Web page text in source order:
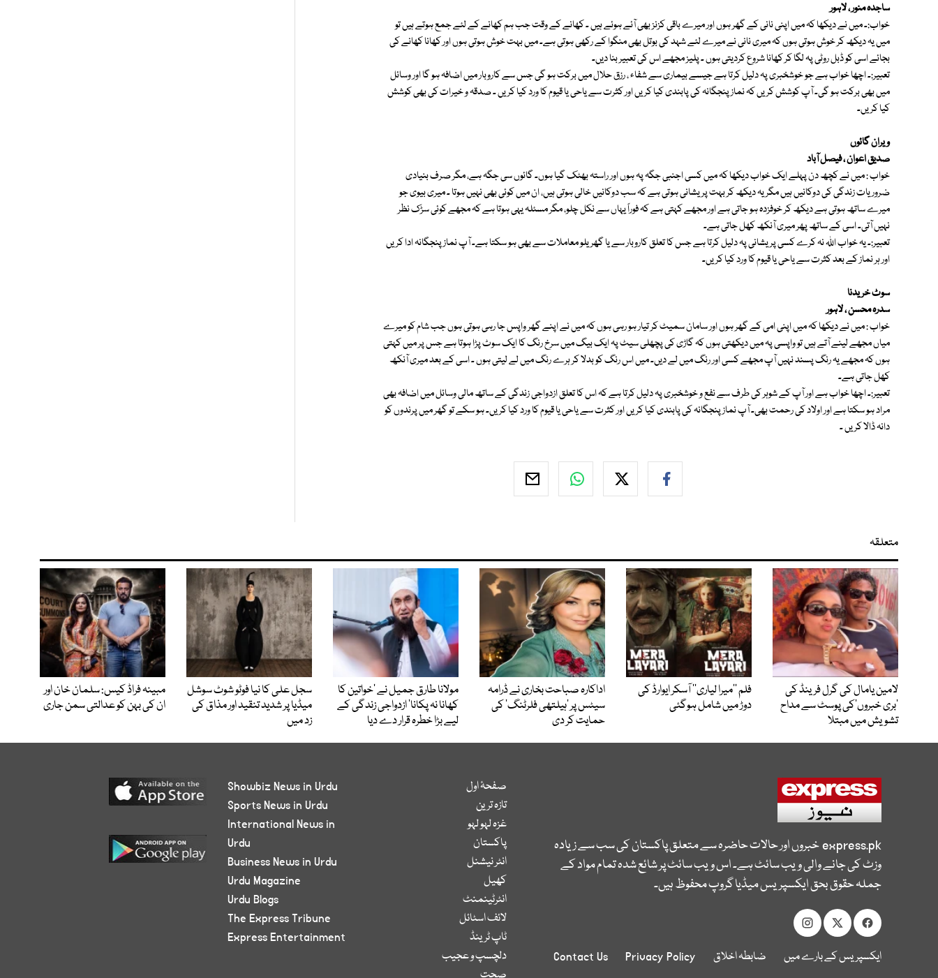
ساجدہ منور ، لاہور
خواب:۔ میں نے دیکھا کہ میں اپنی نانی کے گھر ہوں اور میرے باقی کزنز بھی آئے ہوئے ہیں ۔ کھانے کے وقت جب ہم کھانے کے لئے جمع ہوتے ہیں تو
میں یہ دیکھ کر خوش ہوتی ہوں کہ میری نانی نے میرے لئے شہد کی بوتل بھی منگوا کے رکھی ہوتی ہے۔ میں بہت خوش ہوتی ہوں اور کھانا کھانے کی
بجائے اسی کو ڈبل روٹی پہ لگا کر کھانا شروع کردیتی ہوں ۔ پلیز مجھے اس کی تعبیر بنا دیں۔
تعبیر:۔ اچھا خواب ہے جو خوشخبری پہ دلیل کرتا ہے جیسے بیماری سے شفاء ، رزق حلال میں برکت ہو گی جس سے کاروبار میں اضافہ ہو گا اور وسائل
میں بھی برکت ہو گی۔ آپ کوشش کریں کہ نماز پنجگانہ کی پابندی کیا کریں اور کثرت سے یاحی یا قیوم کا ورد کیا کریں ۔ صدقہ و خیرات کی بھی کوشش
کیا کریں۔
ویران گائوں
صدیق اعوان ، فیصل آباد
خواب : میں نے کچھ دن پہلے ایک خواب دیکھا کہ میں کسی اجنبی جگہ پہ ہوں اور راستہ بھٹک گیا ہوں۔ گائوں سی جگہ ہے، مگر صرف بنیادی
ضروریات زندگی کی دوکانیں ہیں مگر یہ دیکھ کر بہت پریشانی ہوتی ہے کہ سب دوکانیں خالی ہوتی ہیں، ان میں کوئی بھی نہیں ہوتا ۔ میری بیوی جو
میرے ساتھ ہوتی ہے دیکھ کر خوفزدہ ہو جاتی ہے اور مجھے کہتی ہے کہ فوراً یہاں سے نکل چلو، مگر مسئلہ یہی ہوتا ہے کہ مجھے کوئی سڑک نظر
نہیں آتی۔ اسی کے ساتھ پھر میری آنکھ کھل جاتی ہے۔
تعبیر:۔ یہ خواب اللہ نہ کرے کسی پریشانی پہ دلیل کرتا ہے جس کا تعلق کاروبار سے یا گھریلو معاملات سے بھی ہو سکتا ہے۔ آپ نماز پنجگانہ ادا کریں
اور ہر نماز کے بعد کثرت سے یاحی یا قیوم کا ورد کیا کریں۔
سوٹ خریدنا
سدرہ محسن ، لاہور
خواب : میں نے دیکھا کہ میں اپنی امی کے گھر ہوں اور سامان سمیٹ کر تیار ہو رہی ہوں کہ میں نے اپنے گھر واپس جا رہی ہوتی ہوں جب شام کو میرے
میاں مجھے لینے آتے ہیں تو واپسی پہ میں دیکھتی ہوں کہ گاڑی کی پچھلی سیٹ پہ ایک بیگ میں سرخ رنگ کا ایک سوٹ پڑا ہوتا ہے جس پر میں کہتی
ہوں کہ مجھے یہ رنگ پسند نہیں آپ مجھے کسی اور رنگ میں لے دیں۔ میں اس رنگ کو بدلا کر ہرے رنگ میں لے لیتی ہوں ۔ اسی کے بعد میری آنکھ
کھل جاتی ہے۔
تعبیر:۔ اچھا خواب ہے اور آپ کے شوہر کی طرف سے نفع و خوشخبری پہ دلیل کرتا ہے کہ اس کا تعلق ازدواجی زندگی کے ساتھ مالی وسائل میں اضافہ بھی
مراد ہو سکتا ہے اور اولاد کی رحمت بھی۔ آپ نماز پنجگانہ کی پابندی کیا کریں اور کثرت سے یاحی یا قیوم کا ورد کیا کریں۔ ہو سکے تو گھر میں پرندوں کو
دانہ ڈالا کریں ۔
متعلقہ
لامین یامال کی گرل فرینڈ کی
’بری خبروں‘کی پوسٹ سے مداح
تشویش میں مبتلا
فلم ’’میرا لیاری‘‘ آسکر ایوارڈ کی
دوڑ میں شامل ہوگئی
اداکارہ صباحت بخاری نے ڈرامہ
سیٹس پر ’ہیلتھی فلرٹنگ‘ کی
حمایت کر دی
مولانا طارق جمیل نے ’خواتین کا
کھانا نہ پکانا‘ ازدواجی زندگی کے
لیے بڑا خطرہ قرار دے دیا
سجل علی کا نیا فوٹو شوٹ سوشل
میڈیا پر شدید تنقید اور مذاق کی
زد میں
مبینہ فراڈ کیس: سلمان خان اور
ان کی بہن کو عدالتی سمن جاری
express.pkخبروں اور حالات حاضرہ سے متعلق پاکستان کی سب سے زیادہ
وزٹ کی جانے والی ویب سائٹ ہے۔ اس ویب سائٹ پر شائع شدہ تمام مواد کے
جملہ حقوق بحق ایکسپریس میڈیا گروپ محفوظ ہیں۔
ایکسپریس کے بارے میں ضابطہ اخلاق Privacy Policy
Contact Us
صفحۂ اول
تازہ ترین
غزہ لہو لہو
پاکستان
انٹر نیشنل
کھیل
انٹرٹینمنٹ
لائف اسٹائل
ٹاپ ٹرینڈ
دلچسپ و عجیب
Showbiz News in Urdu
Sports News in Urdu
International News in
Urdu
Business News in Urdu
Urdu Magazine
Urdu Blogs
The Express Tribune
Express Entertainment